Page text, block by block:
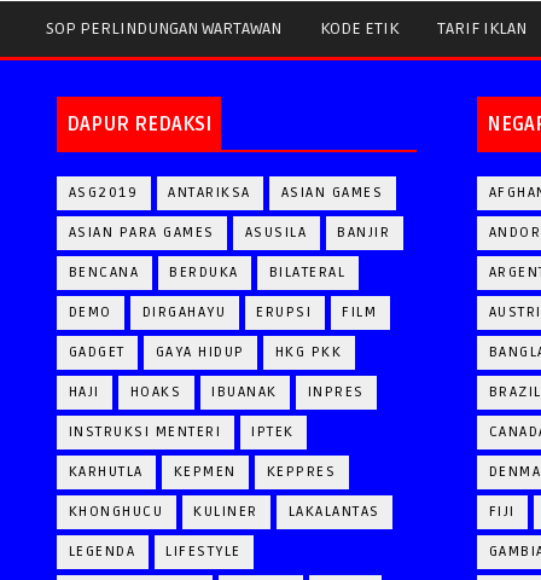
SOP PERLINDUNGAN WARTAWAN KODE ETIK TARIF IKLAN
DAPUR REDAKSI
ASG2019 ANTARIKSA ASIAN GAMES
ASIAN PARA GAMES ASUSILA BANJIR
BENCANA BERDUKA BILATERAL
DEMO DIRGAHAYU ERUPSI FILM
GADGET GAYA HIDUP HKG PKK
HAJI HOAKS IBUANAK INPRES
INSTRUKSI MENTERI IPTEK
KARHUTLA KEPMEN KEPPRES
KHONGHUCU KULINER LAKALANTAS
LEGENDA LIFESTYLE
BRAZIL
FIJI